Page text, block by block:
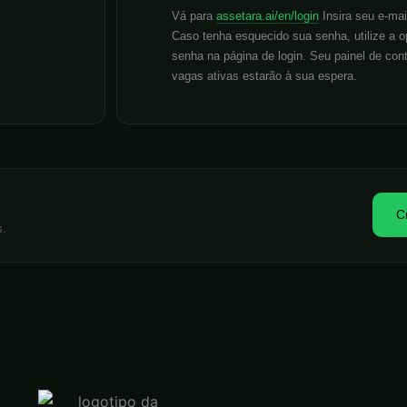
staking e participar da governança da
painel de controle.
Vá para assetara.ai/en/login Insira seu e-
Caso tenha esquecido sua senha, utilize a
senha na página de login. Seu painel de
vagas ativas estarão à sua espera.